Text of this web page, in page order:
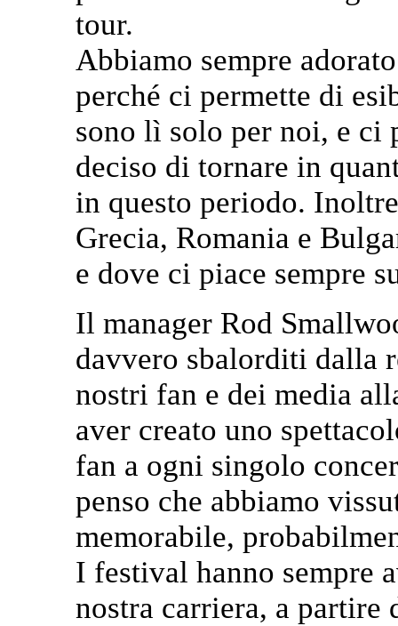
tour.
Abbiamo sempre
perché ci permette di
sono lì solo per noi, e ci
deciso di tornare in
in questo periodo.
Grecia, Romania e
e dove ci piace sempre
Il manager Rod
davvero sbalorditi dalla
nostri fan e dei media
aver creato uno
fan a ogni singolo
penso che abbiamo
memorabile,
I festival hanno sempre
nostra carriera, a partire